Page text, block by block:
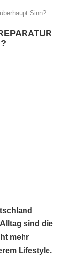
Sinn?
sind die
mehr
Lifestyle.